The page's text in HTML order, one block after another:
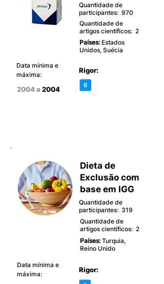
Quantidade de
participantes: 970
Quantidade de
artigos científicos: 2
Países: Estados
Unidos, Suécia
Data mínima e
máxima:
2004 a 2004
Rigor:
Dieta de
Exclusão com
base em IGG
Quantidade de
participantes: 319
Quantidade de
artigos científicos: 2
Países: Turquia,
Reino Unido
Data mínima e
máxima:
Rigor: